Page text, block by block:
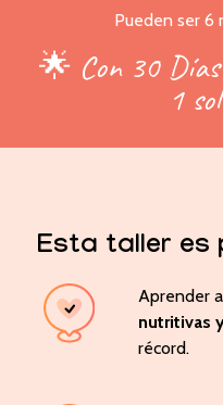
Pueden ser 6
🌟 Con 30
1
Esta taller es
Aprender
nutritivas
récord.